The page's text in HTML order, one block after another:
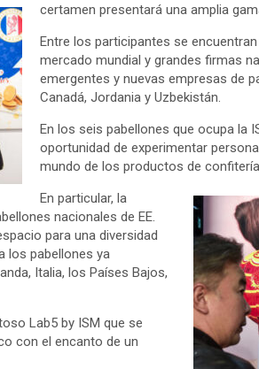
certamen presentará una amplia
Entre los participantes se
mercado mundial y grandes firmas
emergentes y nuevas empresas de
Canadá, Jordania y Uzbekistán.
En los seis pabellones que ocupa la
oportunidad de experimentar
mundo de los productos de
En particular, la
nacionales de EE.
para una diversidad
los pabellones ya
Italia, los Países Bajos,
Lab5 by ISM que se
con el encanto de un